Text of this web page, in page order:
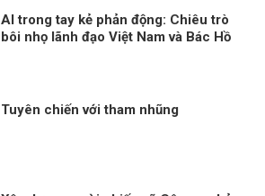
AI trong tay kẻ phản động: Chiêu trò
bôi nhọ lãnh đạo Việt Nam và Bác Hồ
Tuyên chiến với tham nhũng